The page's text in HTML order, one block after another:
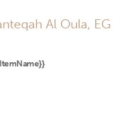
Al Oula, EG